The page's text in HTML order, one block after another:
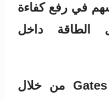
في رفع كفاءة
الطاقة داخل
وتستهدف Gates Developments من خلال